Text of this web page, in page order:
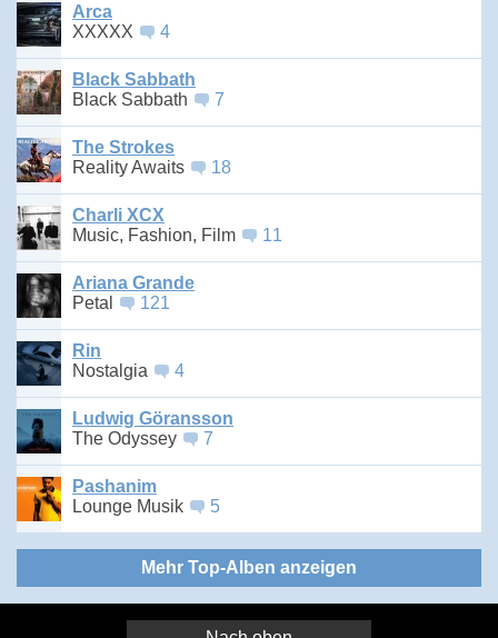
Arca
XXXXX
4
Black Sabbath
Black Sabbath
7
The Strokes
Reality Awaits
18
Charli XCX
Music, Fashion, Film
11
Ariana Grande
Petal
121
Rin
Nostalgia
4
Ludwig Göransson
The Odyssey
7
Pashanim
Lounge Musik
5
Mehr Top-Alben anzeigen